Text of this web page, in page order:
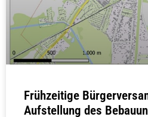
Frühzeitige
Aufstellung des